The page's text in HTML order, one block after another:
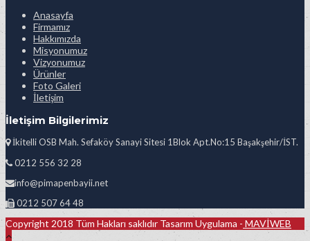
Anasayfa
Firmamız
Hakkımızda
Misyonumuz
Vizyonumuz
Ürünler
Foto Galeri
İletişim
İletişim Bilgilerimiz
İkitelli OSB Mah. Sefaköy Sanayi Sitesi 1Blok Apt.No:15 Başakşehir/İST.
0212 556 32 28
info@pimapenbayii.net
0212 507 64 48
Copyright 2018 Tüm Hakları saklıdır Tasarım Uygulama - MAVİWEB